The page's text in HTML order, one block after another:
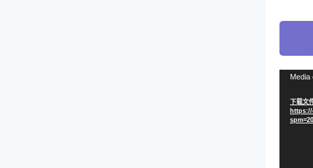
下载文
https://